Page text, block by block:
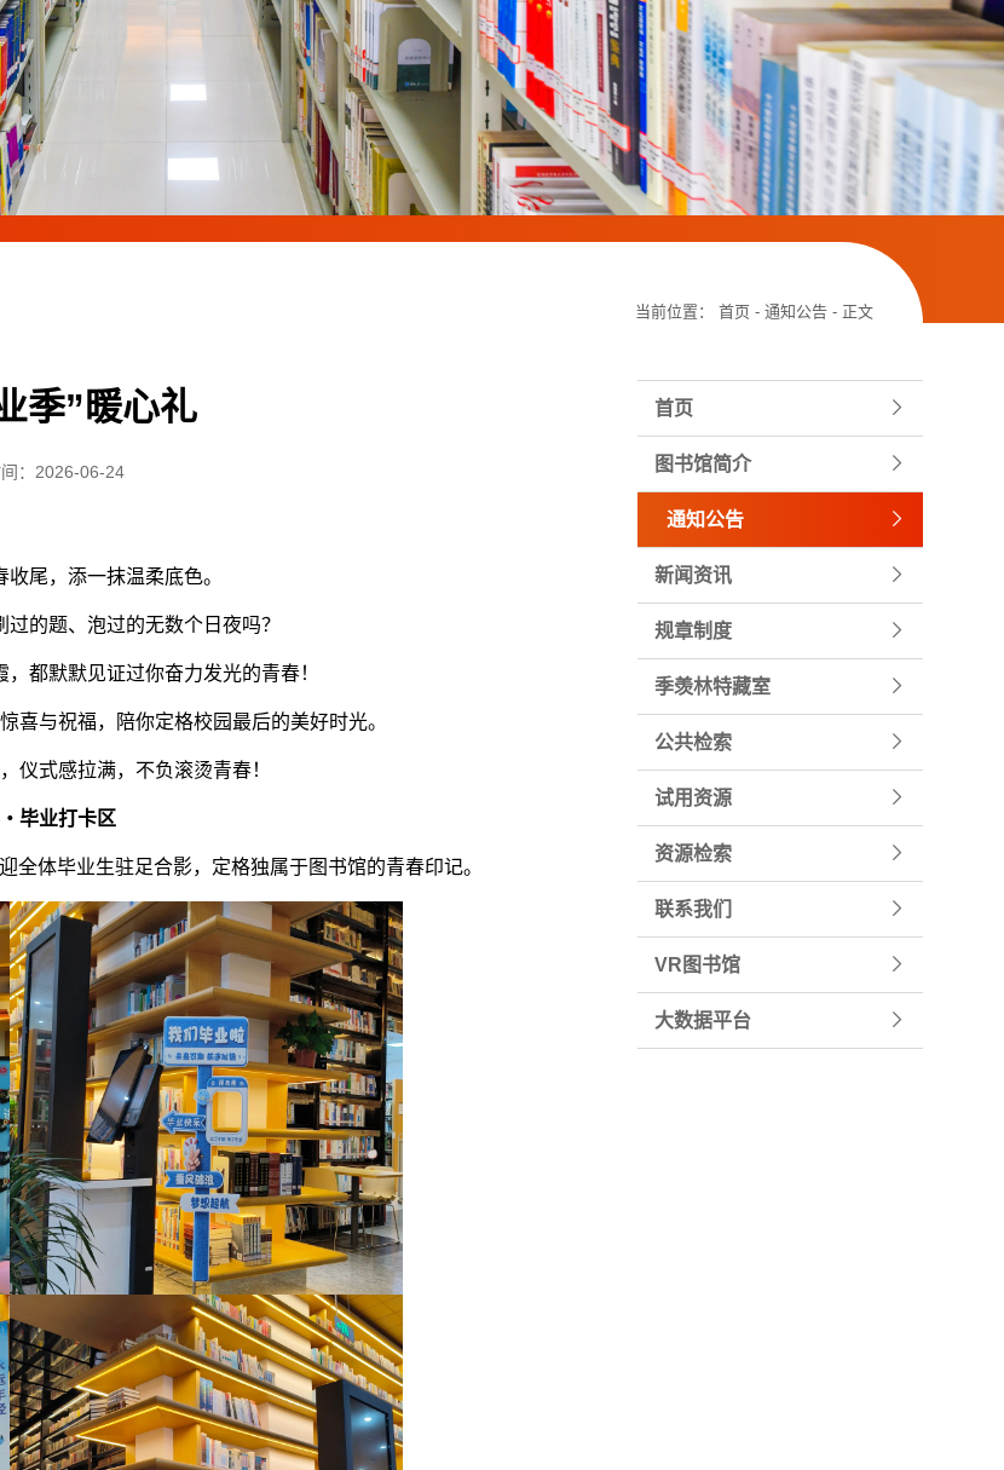
当前位置：首页 -通知公告 - 正文
季”暖心礼
：2026-06-24
收尾，添一抹温柔底色。
的题、泡过的无数个日夜吗？
都默默见证过你奋力发光的青春！
喜与祝福，陪你定格校园最后的美好时光。
仪式感拉满，不负滚烫青春！
毕业打卡区
全体毕业生驻足合影，定格独属于图书馆的青春印记。
首页
图书馆简介
通知公告
新闻资讯
规章制度
季羡林特藏室
公共检索
试用资源
资源检索
联系我们
VR图书馆
大数据平台